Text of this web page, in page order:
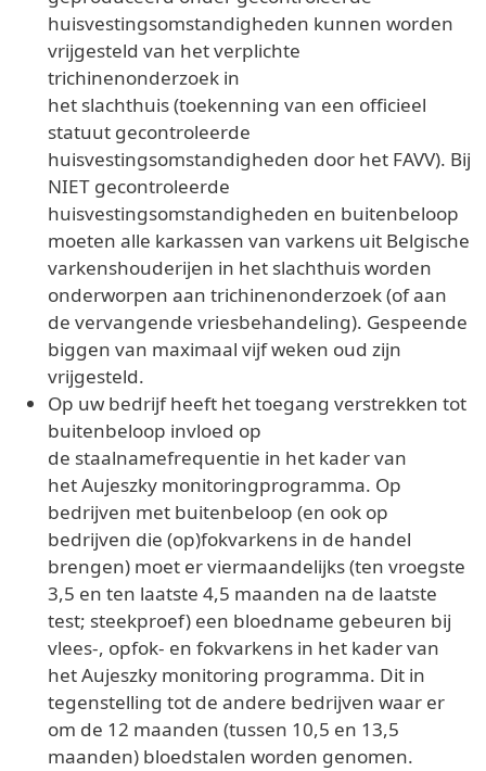
huisvestingsomstandigheden kunnen worden
vrijgesteld van het verplichte
trichinenonderzoek in
het slachthuis (toekenning van een officieel
statuut gecontroleerde
huisvestingsomstandigheden door het FAVV). Bij
NIET gecontroleerde
huisvestingsomstandigheden en buitenbeloop
moeten alle karkassen van varkens uit Belgische
varkenshouderijen in het slachthuis worden
onderworpen aan trichinenonderzoek (of aan
de vervangende vriesbehandeling). Gespeende
biggen van maximaal vijf weken oud zijn
vrijgesteld.
Op uw bedrijf heeft het toegang verstrekken tot
buitenbeloop invloed op
de staalnamefrequentie in het kader van
het Aujeszky monitoringprogramma. Op
bedrijven met buitenbeloop (en ook op
bedrijven die (op)fokvarkens in de handel
brengen) moet er viermaandelijks (ten vroegste
3,5 en ten laatste 4,5 maanden na de laatste
test; steekproef) een bloedname gebeuren bij
vlees-, opfok- en fokvarkens in het kader van
het Aujeszky monitoring programma. Dit in
tegenstelling tot de andere bedrijven waar er
om de 12 maanden (tussen 10,5 en 13,5
maanden) bloedstalen worden genomen.